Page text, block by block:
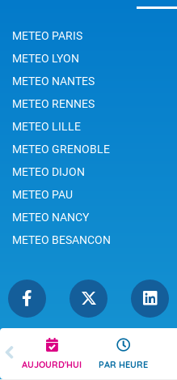
AUJOURD'HUI PAR HEURE
METEO PARIS
METEO LYON
METEO NANTES
METEO RENNES
METEO LILLE
METEO GRENOBLE
METEO DIJON
METEO PAU
METEO NANCY
METEO BESANCON